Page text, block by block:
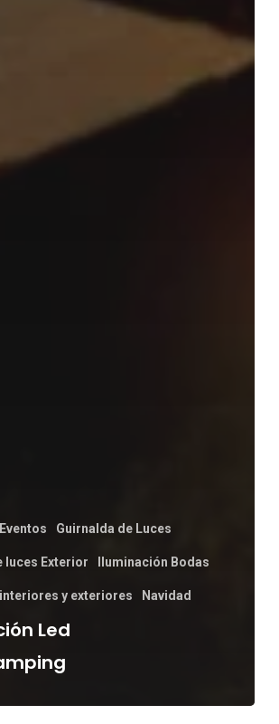
Guirnalda de Luces
luces Exterior Iluminación Bodas
interiores y exteriores Navidad
Led